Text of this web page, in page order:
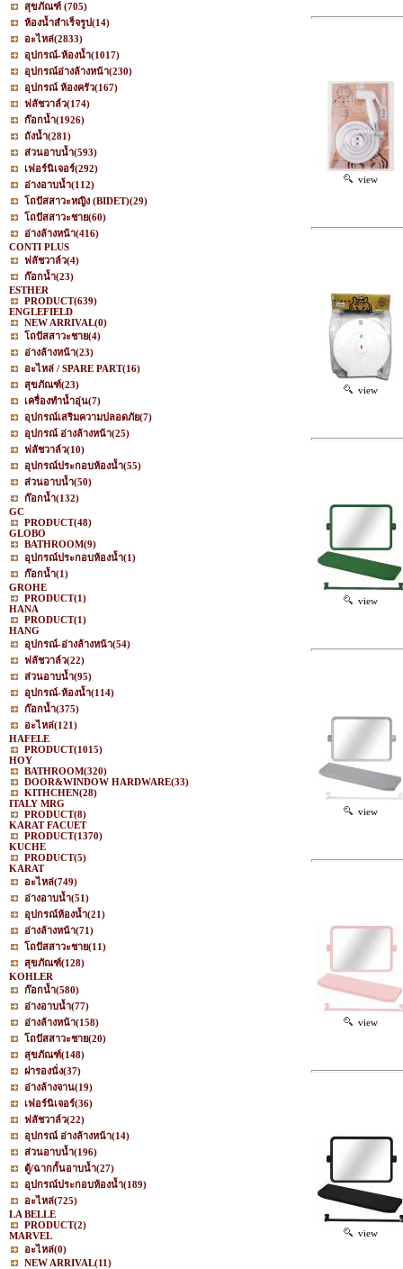
สุขภัณฑ์ (705)
ห้องน้ำสำเร็จรูป(14)
อะไหล่(2833)
อุปกรณ์-ห้องน้ำ(1017)
อุปกรณ์อ่างล้างหน้า(230)
อุปกรณ์ ห้องครัว(167)
ฟลัชวาล์ว(174)
ก๊อกน้ำ(1926)
ถังน้ำ(281)
ส่วนอาบน้ำ(593)
เฟอร์นิเจอร์(292)
อ่างอาบน้ำ(112)
โถปัสสาวะหญิง (BIDET)(29)
โถปัสสาวะชาย(60)
อ่างล้างหน้า(416)
CONTI PLUS
ฟลัชวาล์ว(4)
ก๊อกน้ำ(23)
ESTHER
PRODUCT(639)
ENGLEFIELD
NEW ARRIVAL(0)
โถปัสสาวะชาย(4)
อ่างล้างหน้า(23)
อะไหล่ / SPARE PART(16)
สุขภัณฑ์(23)
เครื่องทำน้ำอุ่น(7)
อุปกรณ์เสริมความปลอดภัย(7)
อุปกรณ์ อ่างล้างหน้า(25)
ฟลัชวาล์ว(10)
อุปกรณ์ประกอบห้องน้ำ(55)
ส่วนอาบน้ำ(50)
ก๊อกน้ำ(132)
GC
PRODUCT(48)
GLOBO
BATHROOM(9)
อุปกรณ์ประกอบห้องน้ำ(1)
ก๊อกน้ำ(1)
GROHE
PRODUCT(1)
HANA
PRODUCT(1)
HANG
อุปกรณ์-อ่างล้างหน้า(54)
ฟลัชวาล์ว(22)
ส่วนอาบน้ำ(95)
อุปกรณ์-ห้องน้ำ(114)
ก๊อกน้ำ(375)
อะไหล่(121)
HAFELE
PRODUCT(1015)
HOY
BATHROOM(320)
DOOR&WINDOW HARDWARE(33)
KITHCHEN(28)
ITALY MRG
PRODUCT(8)
KARAT FACUET
PRODUCT(1370)
KUCHE
PRODUCT(5)
KARAT
อะไหล่(749)
อ่างอาบน้ำ(51)
อุปกรณ์ห้องน้ำ(21)
อ่างล้างหน้า(71)
โถปัสสาวะชาย(11)
สุขภัณฑ์(128)
KOHLER
ก๊อกน้ำ(580)
อ่างอาบน้ำ(77)
อ่างล้างหน้า(158)
โถปัสสาวะชาย(20)
สุขภัณฑ์(148)
ฝารองนั่ง(37)
อ่างล้างจาน(19)
เฟอร์นิเจอร์(36)
ฟลัชวาล์ว(22)
อุปกรณ์ อ่างล้างหน้า(14)
ส่วนอาบน้ำ(196)
ตู้/ฉากกั้นอาบน้ำ(27)
อุปกรณ์ประกอบห้องน้ำ(189)
อะไหล่(725)
LA BELLE
PRODUCT(2)
MARVEL
อะไหล่(0)
NEW ARRIVAL(11)
view
view
view
view
view
view